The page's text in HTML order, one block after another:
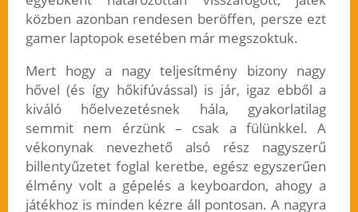
közben azonban rendesen beröffen, persze ezt
gamer laptopok esetében már megszoktuk.
Mert hogy a nagy teljesítmény bizony nagy
hővel (és így hőkifúvással) is jár, igaz ebből a
kiváló hőelvezetésnek hála, gyakorlatilag
semmit nem érzünk – csak a fülünkkel. A
vékonynak nevezhető alsó rész nagyszerű
billentyűzetet foglal keretbe, egész egyszerűen
élmény volt a gépelés a keyboardon, ahogy a
játékhoz is minden kézre áll pontosan. A nagyra